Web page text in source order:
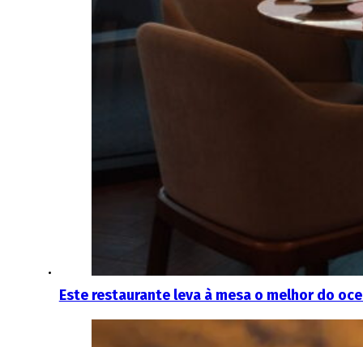
Este restaurante leva à mesa o melhor do